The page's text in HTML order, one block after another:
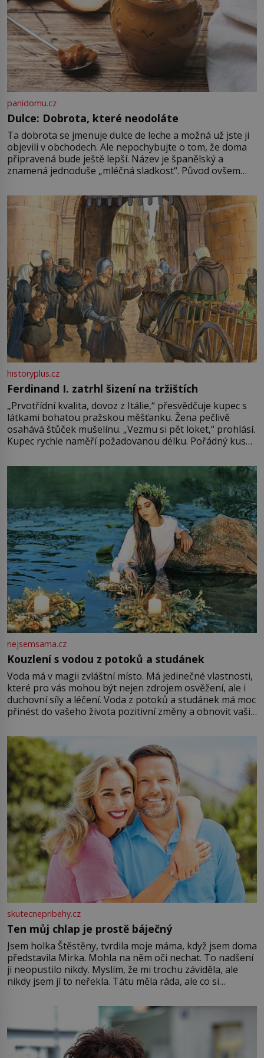
panidomu.cz
Dulce: Dobrota, které neodoláte
Ta dobrota se jmenuje dulce de leche a možná už jste ji
objevili v obchodech. Ale nepochybujte o tom, že doma
připravená bude ještě lepší. Název je španělský a
znamená jednoduše „mléčná sladkost“. Původ ovšem
pře hned několik latinskoamerických zemí a k tomu
Francie, kde se traduje,
historyplus.cz
Ferdinand I. zatrhl šizení na tržištích
„Prvotřídní kvalita, dovoz z Itálie,“ přesvědčuje kupec s
látkami bohatou pražskou měšťanku. Žena pečlivě
osahává štůček mušelínu. „Vezmu si pět loket,“ prohlásí.
Kupec rychle naměří požadovanou délku. Pořádný kus
milostpaní. Stačí jenom na sukni,“ zhodnotí švadlena
množství růžového mušelínu. „Ošidili vás, podívejte.“
nejsemsama.cz
Kouzlení s vodou z potoků a studánek
Voda má v magii zvláštní místo. Má jedinečné vlastnosti,
které pro vás mohou být nejen zdrojem osvěžení, ale i
duchovní síly a léčení. Voda z potoků a studánek má moc
přinést do vašeho života pozitivní změny a obnovit vaši
můžete obohatit své rituály a přinést do svého života
větší harmonii a klid. Je důležité
skutecnepribehy.cz
Ten můj chlap je prostě báječný
Jsem holka Štěstěny, tvrdila moje máma, když jsem doma
představila Mirka. Mohla na něm oči nechat. To nadšení
ji neopustilo nikdy. Myslím, že mi trochu záviděla, ale
nikdy jsem jí to neřekla. Tátu měla ráda, ale co si
Jsme spolu moc rádi Tehdy byla jiná doba, když